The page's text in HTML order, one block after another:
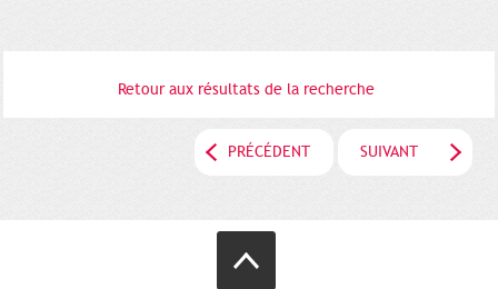
Retour aux résultats de la recherche
PRÉCÉDENT SUIVANT